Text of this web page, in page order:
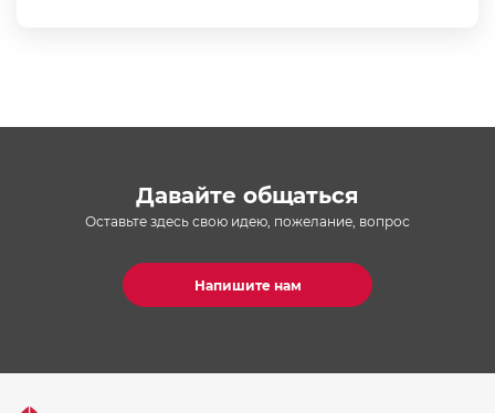
Давайте общаться
Оставьте здесь свою идею, пожелание, вопрос
Напишите нам